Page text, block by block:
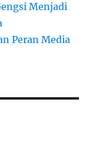
Menjadi
Peran Media